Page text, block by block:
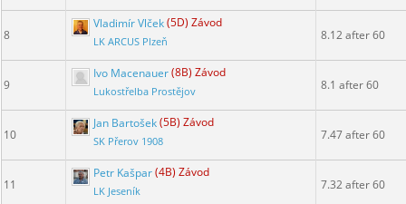
8
Vladimír Vlček(5D) Závod
LK ARCUS Plzeň 8.12 after 60
9
Ivo Macenauer(8B) Závod
Lukostřelba Prostějov 8.1 after 60
10
Jan Bartošek(5B) Závod
SK Přerov 1908 7.47 after 60
11
Petr Kašpar(4B) Závod
LK Jeseník 7.32 after 60